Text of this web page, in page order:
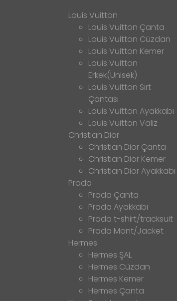
Louis Vuitton
Louis Vuitton Çanta
Louis Vuitton Cüzdan
Louis Vuitton Kemer
Louis Vuitton
Erkek(Unisek)
Louis Vuitton Sırt
Çantası
Louis Vuitton Ayakkabı
Louis Vuitton Valiz
Christian Dior
Christian Dior Çanta
Christian Dior Kemer
Christian Dior Ayakkabı
Prada
Prada Çanta
Prada Ayakkabı
Prada t-shirt/tracksuit
Prada Mont/Jacket
Hermes
Hermes ŞAL
Hermes Cüzdan
Hermes Kemer
Hermes Çanta